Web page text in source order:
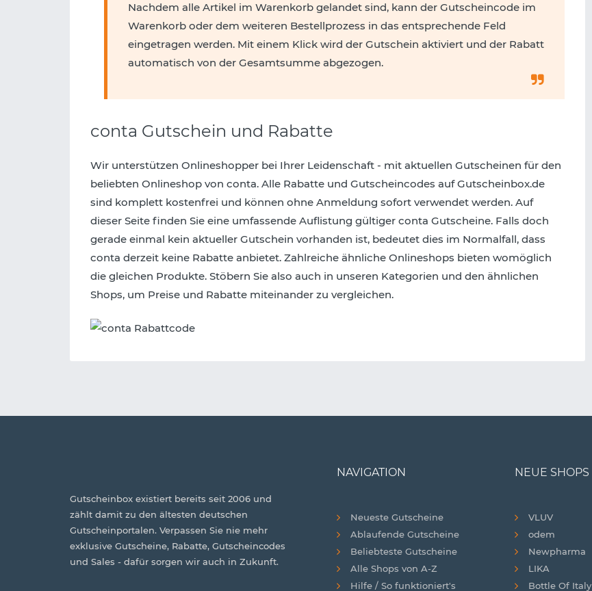
Nachdem alle Artikel im Warenkorb gelandet sind, kann der Gutscheincode im
Warenkorb oder dem weiteren Bestellprozess in das entsprechende Feld
eingetragen werden. Mit einem Klick wird der Gutschein aktiviert und der Rabatt
automatisch von der Gesamtsumme abgezogen.
conta Gutschein und Rabatte
Wir unterstützen Onlineshopper bei Ihrer Leidenschaft - mit aktuellen Gutscheinen für den
beliebten Onlineshop von conta. Alle Rabatte und Gutscheincodes auf Gutscheinbox.de
sind komplett kostenfrei und können ohne Anmeldung sofort verwendet werden. Auf
dieser Seite finden Sie eine umfassende Auflistung gültiger conta Gutscheine. Falls doch
gerade einmal kein aktueller Gutschein vorhanden ist, bedeutet dies im Normalfall, dass
conta derzeit keine Rabatte anbietet. Zahlreiche ähnliche Onlineshops bieten womöglich
die gleichen Produkte. Stöbern Sie also auch in unseren Kategorien und den ähnlichen
Shops, um Preise und Rabatte miteinander zu vergleichen.
Gutscheinbox existiert bereits seit 2006 und
zählt damit zu den ältesten deutschen
Gutscheinportalen. Verpassen Sie nie mehr
exklusive Gutscheine, Rabatte, Gutscheincodes
und Sales - dafür sorgen wir auch in Zukunft.
NAVIGATION
Neueste Gutscheine
Ablaufende Gutscheine
Beliebteste Gutscheine
Alle Shops von A-Z
Hilfe / So funktioniert's
NEUE SHOPS
VLUV
odem
Newpharma
LIKA
Bottle Of Italy